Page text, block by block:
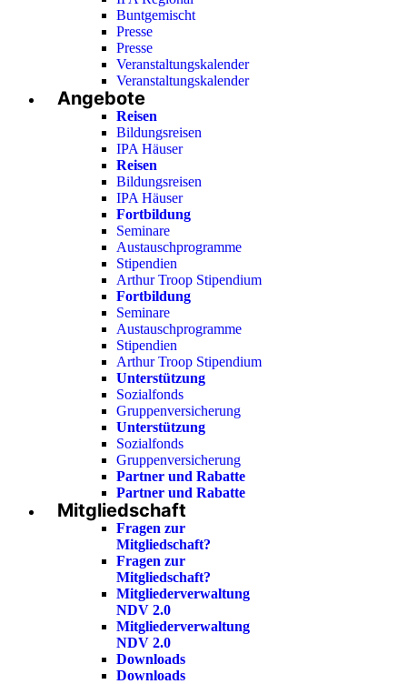
Buntgemischt
Presse
Presse
Veranstaltungskalender
Veranstaltungskalender
Angebote
Reisen
Bildungsreisen
IPA Häuser
Reisen
Bildungsreisen
IPA Häuser
Fortbildung
Seminare
Austauschprogramme
Stipendien
Arthur Troop Stipendium
Fortbildung
Seminare
Austauschprogramme
Stipendien
Arthur Troop Stipendium
Unterstützung
Sozialfonds
Gruppenversicherung
Unterstützung
Sozialfonds
Gruppenversicherung
Partner und Rabatte
Partner und Rabatte
Mitgliedschaft
Fragen zur
Mitgliedschaft?
Fragen zur
Mitgliedschaft?
Mitgliederverwaltung
NDV 2.0
Mitgliederverwaltung
NDV 2.0
Downloads
Downloads